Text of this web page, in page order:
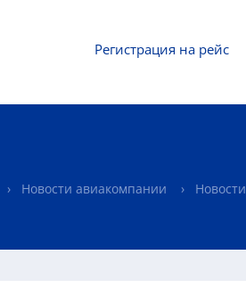
Регистрация на рейс
Новости авиакомпании Новости